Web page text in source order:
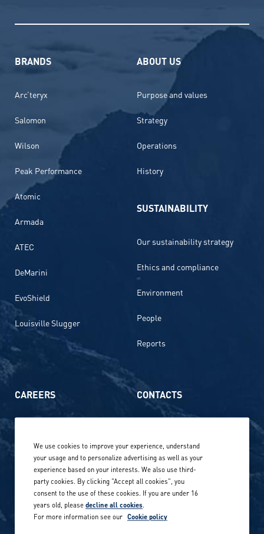
BRANDS
Arc’teryx
Salomon
Wilson
Peak Performance
Atomic
Armada
ATEC
DeMarini
EvoShield
Louisville Slugger
ABOUT US
Purpose and values
Strategy
Operations
History
SUSTAINABILITY
Our sustainability strategy
Ethics and compliance
Environment
People
Reports
CAREERS
Our locations globally
Career stories
Careers in sports
CONTACTS
Privacy Policy
Site terms
We use cookies to improve your experience, understand
your usage and to personalize advertising as well as your
experience based on your interests. We also use third-
party cookies. By clicking "Accept all cookies", you
consent to the use of these cookies. If you are under 16
years old, pleasedecline all cookies.
For more information see our Cookie policy